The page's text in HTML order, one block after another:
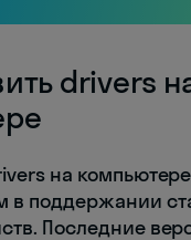
drivers
на
поддержании
Последние